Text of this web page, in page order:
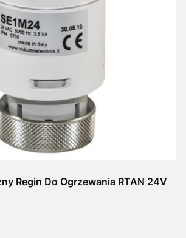
Regin Do Ogrzewania RTAN 24V